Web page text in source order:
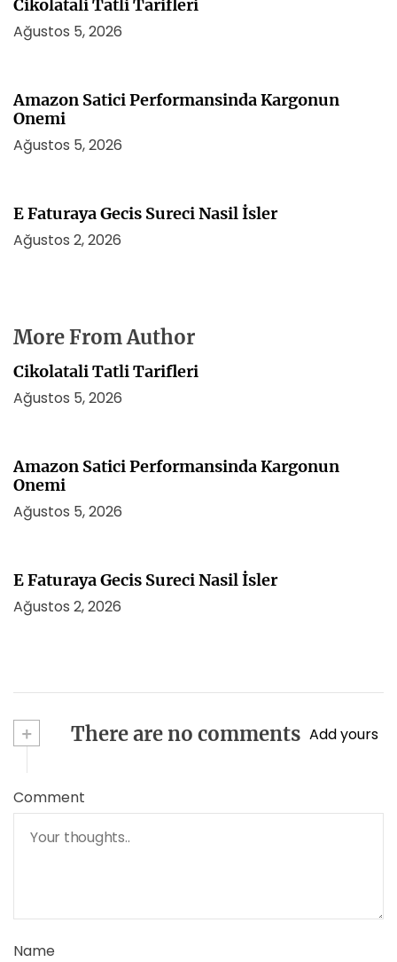
Cikolatali Tatli Tarifleri
Ağustos 5, 2026
Amazon Satici Performansinda Kargonun
Onemi
Ağustos 5, 2026
E Faturaya Gecis Sureci Nasil İsler
Ağustos 2, 2026
More From Author
Cikolatali Tatli Tarifleri
Ağustos 5, 2026
Amazon Satici Performansinda Kargonun
Onemi
Ağustos 5, 2026
E Faturaya Gecis Sureci Nasil İsler
Ağustos 2, 2026
+ There are no comments Add yours
Comment
Name